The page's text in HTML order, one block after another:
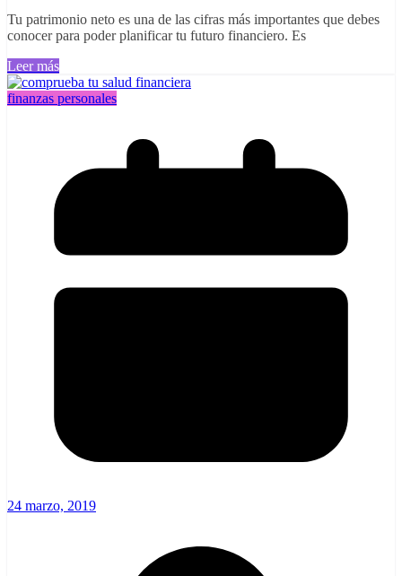
Tu patrimonio neto es una de las cifras más importantes que debes
conocer para poder planificar tu futuro financiero. Es
Leer más
finanzas personales
24 marzo, 2019